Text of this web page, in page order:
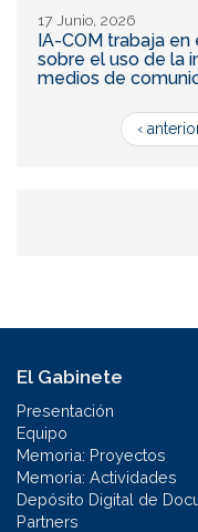
17 Junio, 2026
IA-COM trabaja
sobre el uso de la
medios de
‹
El Gabinete
Presentación
Equipo
Memoria: Proyectos
Memoria: Actividades
Depósito Digital de
Partners